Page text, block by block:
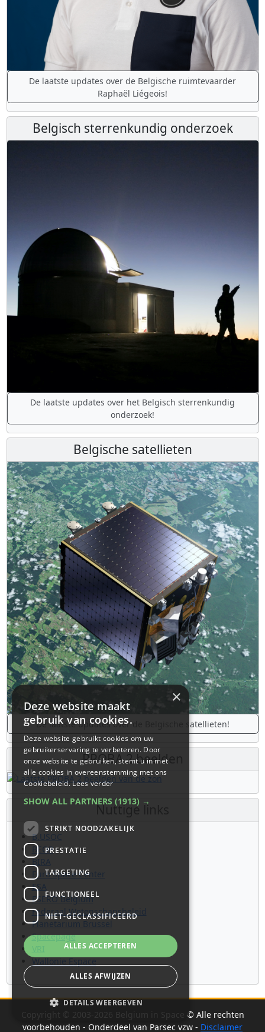
De laatste updates over de Belgische ruimtevaarder
Raphaël Liégeois!
Belgisch sterrenkundig onderzoek
De laatste updates over het Belgisch sterrenkundig
onderzoek!
Belgische satellieten
De laatste updates over de Belgische satellieten!
PROBA 2 beelden
Nuttige links
B.USOC
BEOP
BIRA
Euro Space Center
ESA
ESERO Belgium
Federaal Wetenschapsbeleid
Planetarium Brussel
Spacepage
VRI
Wallonie Espace
Copyright © 2003-2026 Belgium in Space © Alle rechten
voorbehouden - Onderdeel van Parsec vzw - Disclaimer
×
Deze website maakt
gebruik van cookies.
Deze website gebruikt cookies om uw
gebruikerservaring te verbeteren. Door
onze website te gebruiken, stemt u in met
alle cookies in overeenstemming met ons
Cookiebeleid.Lees verder
SHOW ALL PARTNERS (1913) →
STRIKT NOODZAKELIJK
PRESTATIE
TARGETING
FUNCTIONEEL
NIET-GECLASSIFICEERD
ALLES ACCEPTEREN
ALLES AFWIJZEN
DETAILS WEERGEVEN